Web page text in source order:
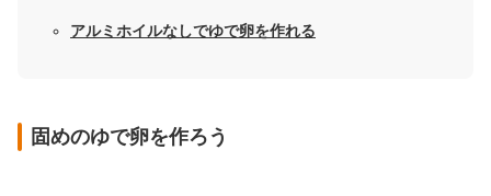
アルミホイルなしでゆで卵を作れる
固めのゆで卵を作ろう